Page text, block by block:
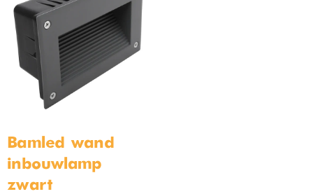
Bamled wand
inbouwlamp
zwart